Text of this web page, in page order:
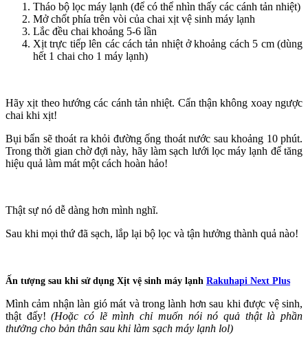
Tháo bộ lọc máy lạnh (để có thể nhìn thấy các cánh tản nhiệt)
Mở chốt phía trên vòi của chai xịt vệ sinh máy lạnh
Lắc đều chai khoảng 5-6 lần
Xịt trực tiếp lên các cách tản nhiệt ở khoảng cách 5 cm (dùng
hết 1 chai cho 1 máy lạnh)
Hãy xịt theo hướng các cánh tản nhiệt. Cẩn thận không xoay ngược
chai khi xịt!
Bụi bẩn sẽ thoát ra khỏi đường ống thoát nước sau khoảng 10 phút.
Trong thời gian chờ đợi này, hãy làm sạch lưới lọc máy lạnh để tăng
hiệu quả làm mát một cách hoàn hảo!
Thật sự nó dễ dàng hơn mình nghĩ.
Sau khi mọi thứ đã sạch, lắp lại bộ lọc và tận hưởng thành quả nào!
Ấn tượng sau khi sử dụng Xịt vệ sinh máy lạnh Rakuhapi Next Plus
Mình cảm nhận làn gió mát và trong lành hơn sau khi được vệ sinh,
thật đấy!(Hoặc có lẽ mình chỉ muốn nói nó quả thật là phần
thưởng cho bản thân sau khi làm sạch máy lạnh lol)